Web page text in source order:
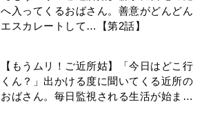
り…【第1話】
『Tシャツが乾くまで』第5話あらすじ。
方の樹生の元にもある人物が…＜ネタバ
レあり＞
マラソンを始めた夫。休みはいつも大会